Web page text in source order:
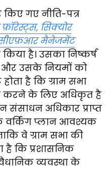
किए गए नीति-पत्र
सिक्योर
सीएफ़आर मैनेजमेंट
है। उसका निष्कर्ष
उसके नियमों को
है कि ग्राम सभा
करने के लिए अधिकृत है
संसाधन अधिकार प्राप्त
वर्किंग प्लान आवश्यक
वे ग्राम सभा की
है कि प्रशासनिक
व्यवस्था के